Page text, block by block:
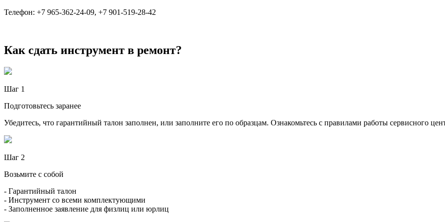
Телефон: +7 965-362-24-09, +7 901-519-28-42
Как сдать инструмент в ремонт?
Шаг 1
Подготовьтесь заранее
Убедитесь, что гарантийный талон заполнен, или заполните его по образцам. Ознакомьтесь с правилами работы сервисного
Шаг 2
Возьмите с собой
- Гарантийный талон
- Инструмент со всеми комплектующими
- Заполненное заявление для физлиц или юрлиц